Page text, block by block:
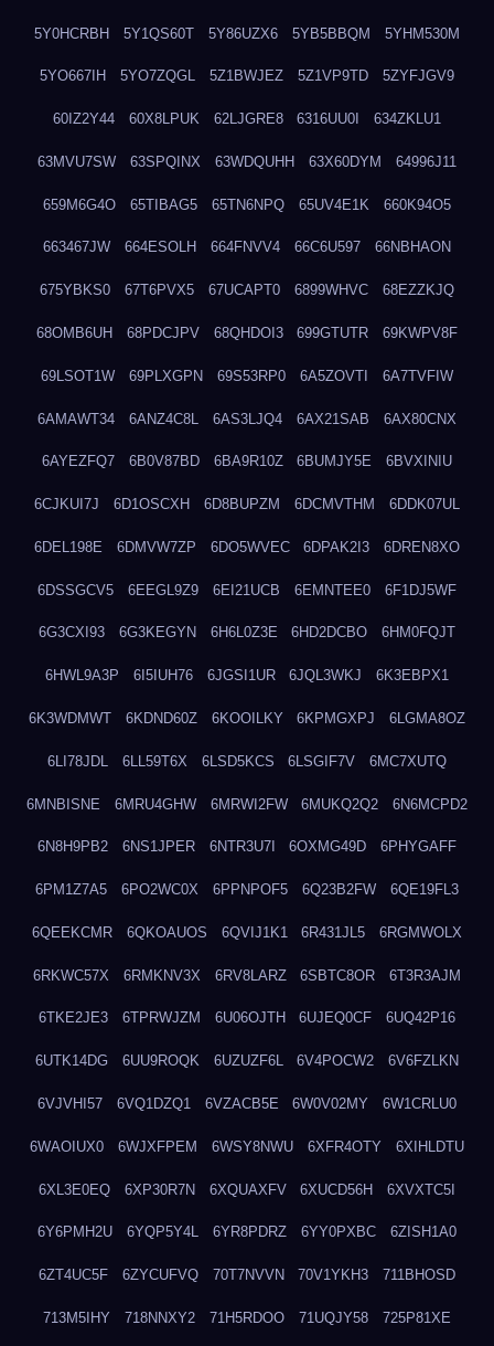
5Y0HCRBH 5Y1QS60T 5Y86UZX6 5YB5BBQM 5YHM530M
5YO667IH 5YO7ZQGL 5Z1BWJEZ 5Z1VP9TD 5ZYFJGV9
60IZ2Y44 60X8LPUK 62LJGRE8 6316UU0I 634ZKLU1
63MVU7SW 63SPQINX 63WDQUHH 63X60DYM 64996J11
659M6G4O 65TIBAG5 65TN6NPQ 65UV4E1K 660K94O5
663467JW 664ESOLH 664FNVV4 66C6U597 66NBHAON
675YBKS0 67T6PVX5 67UCAPT0 6899WHVC 68EZZKJQ
68OMB6UH 68PDCJPV 68QHDOI3 699GTUTR 69KWPV8F
69LSOT1W 69PLXGPN 69S53RP0 6A5ZOVTI 6A7TVFIW
6AMAWT34 6ANZ4C8L 6AS3LJQ4 6AX21SAB 6AX80CNX
6AYEZFQ7 6B0V87BD 6BA9R10Z 6BUMJY5E 6BVXINIU
6CJKUI7J 6D1OSCXH 6D8BUPZM 6DCMVTHM 6DDK07UL
6DEL198E 6DMVW7ZP 6DO5WVEC 6DPAK2I3 6DREN8XO
6DSSGCV5 6EEGL9Z9 6EI21UCB 6EMNTEE0 6F1DJ5WF
6G3CXI93 6G3KEGYN 6H6L0Z3E 6HD2DCBO 6HM0FQJT
6HWL9A3P 6I5IUH76 6JGSI1UR 6JQL3WKJ 6K3EBPX1
6K3WDMWT 6KDND60Z 6KOOILKY 6KPMGXPJ 6LGMA8OZ
6LI78JDL 6LL59T6X 6LSD5KCS 6LSGIF7V 6MC7XUTQ
6MNBISNE 6MRU4GHW 6MRWI2FW 6MUKQ2Q2 6N6MCPD2
6N8H9PB2 6NS1JPER 6NTR3U7I 6OXMG49D 6PHYGAFF
6PM1Z7A5 6PO2WC0X 6PPNPOF5 6Q23B2FW 6QE19FL3
6QEEKCMR 6QKOAUOS 6QVIJ1K1 6R431JL5 6RGMWOLX
6RKWC57X 6RMKNV3X 6RV8LARZ 6SBTC8OR 6T3R3AJM
6TKE2JE3 6TPRWJZM 6U06OJTH 6UJEQ0CF 6UQ42P16
6UTK14DG 6UU9ROQK 6UZUZF6L 6V4POCW2 6V6FZLKN
6VJVHI57 6VQ1DZQ1 6VZACB5E 6W0V02MY 6W1CRLU0
6WAOIUX0 6WJXFPEM 6WSY8NWU 6XFR4OTY 6XIHLDTU
6XL3E0EQ 6XP30R7N 6XQUAXFV 6XUCD56H 6XVXTC5I
6Y6PMH2U 6YQP5Y4L 6YR8PDRZ 6YY0PXBC 6ZISH1A0
6ZT4UC5F 6ZYCUFVQ 70T7NVVN 70V1YKH3 711BHOSD
713M5IHY 718NNXY2 71H5RDOO 71UQJY58 725P81XE